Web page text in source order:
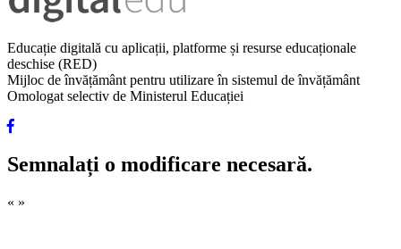
Educație digitală cu aplicații, platforme și resurse educaționale
deschise (RED)
Mijloc de învățământ pentru utilizare în sistemul de învățământ
Omologat selectiv de Ministerul Educației
Semnalați o modificare necesară.
« »